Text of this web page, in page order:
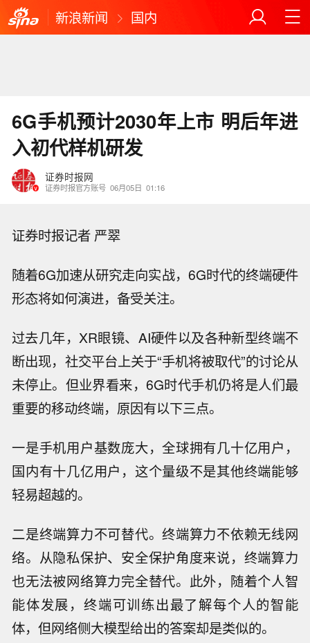
新浪新闻 国内
6G手机预计2030年上市 明后年进
入初代样机研发
证券时报网
证券时报官方账号 06月05日 01:16
证券时报记者 严翠
随着6G加速从研究走向实战，6G时代的终端硬件
形态将如何演进，备受关注。
过去几年，XR眼镜、AI硬件以及各种新型终端不
断出现，社交平台上关于“手机将被取代”的讨论从
未停止。但业界看来，6G时代手机仍将是人们最
重要的移动终端，原因有以下三点。
一是手机用户基数庞大，全球拥有几十亿用户，
国内有十几亿用户，这个量级不是其他终端能够
轻易超越的。
二是终端算力不可替代。终端算力不依赖无线网
络。从隐私保护、安全保护角度来说，终端算力
也无法被网络算力完全替代。此外，随着个人智
能体发展，终端可训练出最了解每个人的智能
体，但网络侧大模型给出的答案却是类似的。